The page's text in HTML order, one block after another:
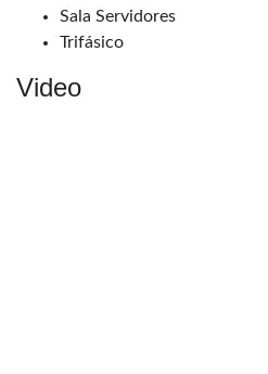
Sala Servidores
Trifásico
Video